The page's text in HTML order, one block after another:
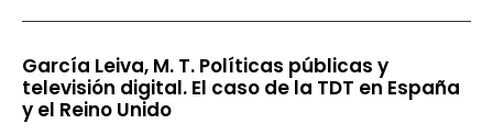
García Leiva, M. T. Políticas públicas y
televisión digital. El caso de la TDT en España
y el Reino Unido